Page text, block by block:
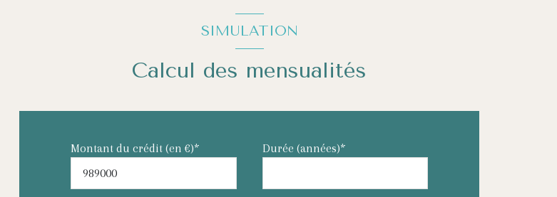
SIMULATION
Calcul des mensualités
Montant du crédit (en €)* Durée (années)*